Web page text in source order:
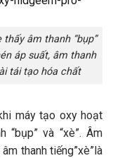
âm thanh “bụp”
áp suất, âm thanh
tái tạo hóa chất
máy tạo oxy hoạt
và “xè”. Âm
thanh tiếng”xè”là